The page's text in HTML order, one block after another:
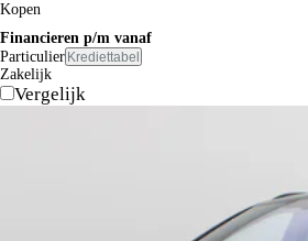
Kopen
Financieren p/m vanaf
Particulier Krediettabel
Zakelijk
Vergelijk